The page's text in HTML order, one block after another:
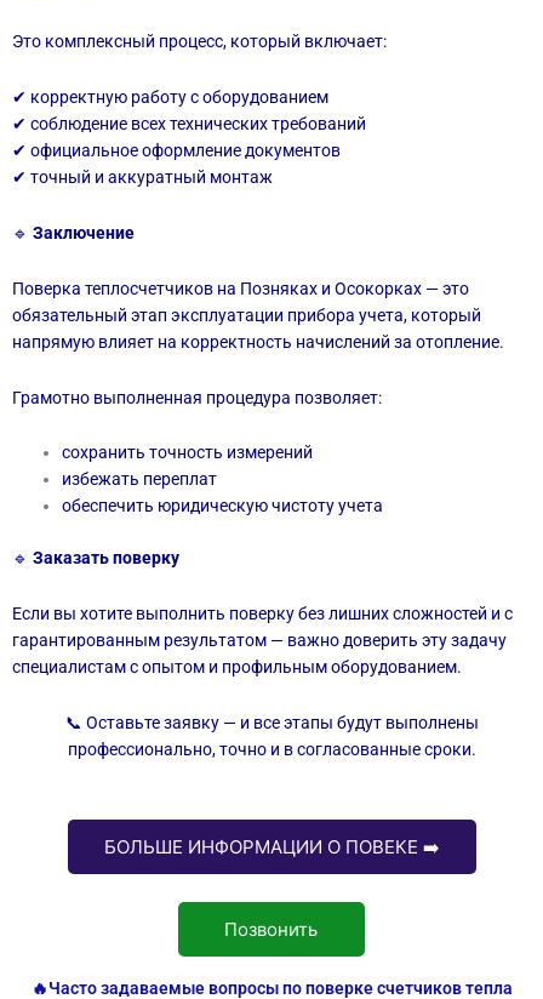
Это комплексный процесс, который включает:
✔ корректную работу с оборудованием
✔ соблюдение всех технических требований
✔ официальное оформление документов
✔ точный и аккуратный монтаж
🔹 Заключение
Поверка теплосчетчиков на Позняках и Осокорках — это
обязательный этап эксплуатации прибора учета, который
напрямую влияет на корректность начислений за отопление.
Грамотно выполненная процедура позволяет:
сохранить точность измерений
избежать переплат
обеспечить юридическую чистоту учета
🔹 Заказать поверку
Если вы хотите выполнить поверку без лишних сложностей и с
гарантированным результатом — важно доверить эту задачу
специалистам с опытом и профильным оборудованием.
📞 Оставьте заявку — и все этапы будут выполнены
профессионально, точно и в согласованные сроки.
БОЛЬШЕ ИНФОРМАЦИИ О ПОВЕКЕ ➡️
Позвонить
🔥Часто задаваемые вопросы по поверке счетчиков тепла